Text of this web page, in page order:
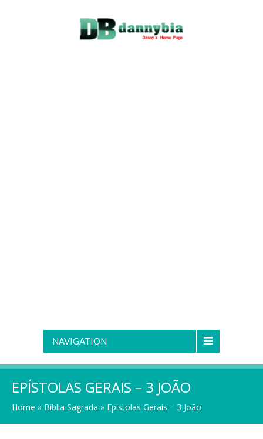
NAVIGATION
EPÍSTOLAS GERAIS – 3 JOÃO
Home » Bíblia Sagrada » Epístolas Gerais – 3 João